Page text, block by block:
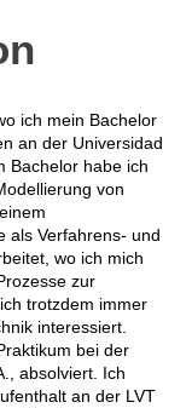
ich mein Bachelor
an der Universidad
Bachelor habe ich
von
als Verfahrens- und
wo ich mich
zur
trotzdem immer
interessiert.
bei der
absolviert. Ich
an der LVT